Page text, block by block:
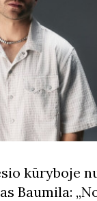
kūryboje
Baumila: